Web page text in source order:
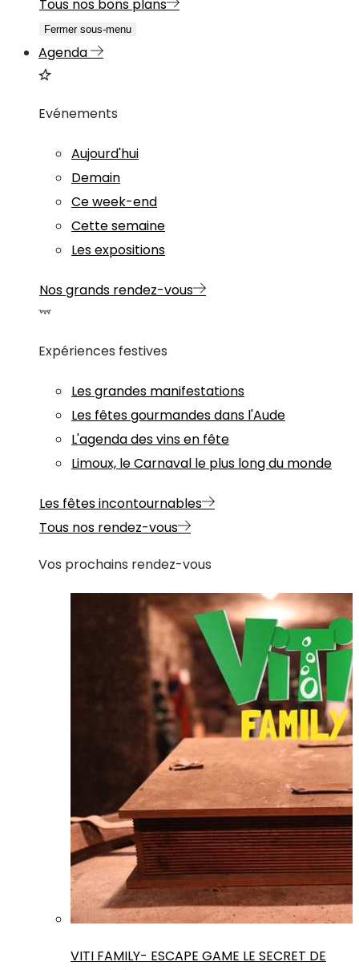
Tous nos bons plans
Fermer sous-menu
Agenda
Evénements
Aujourd'hui
Demain
Ce week-end
Cette semaine
Les expositions
Nos grands rendez-vous
Expériences festives
Les grandes manifestations
Les fêtes gourmandes dans l'Aude
L'agenda des vins en fête
Limoux, le Carnaval le plus long du monde
Les fêtes incontournables
Tous nos rendez-vous
Vos prochains rendez-vous
VITI FAMILY- ESCAPE GAME LE SECRET DE